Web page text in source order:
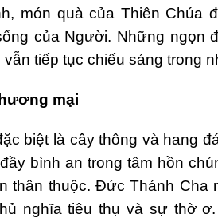
món quà của Thiên Chúa
của Người. Những ngọn
tiếp tục chiếu sáng trong
mại
biệt là cây thông và hang
bình an trong tâm hồn
thân thuộc. Đức Thánh
nghĩa tiêu thụ và sự thờ